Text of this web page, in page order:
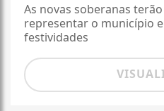
As novas soberanas
representar o município
festividades